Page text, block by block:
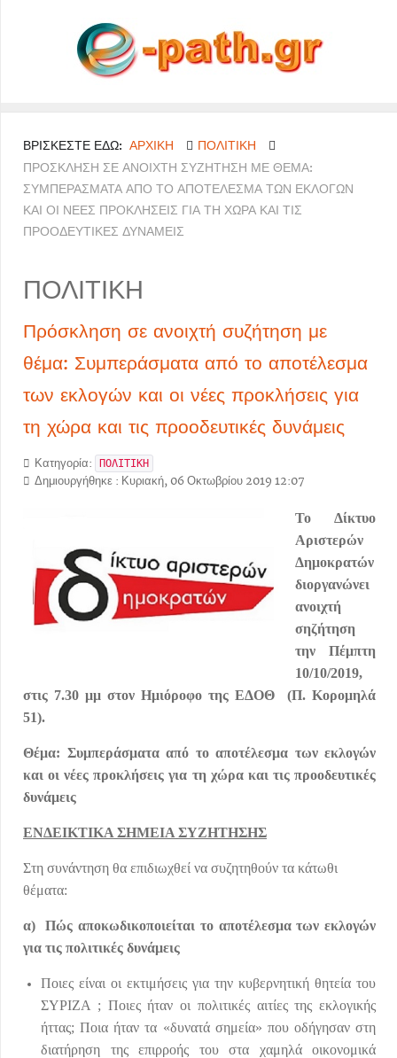
ΒΡΊΣΚΕΣΤΕ ΕΔΏ: ΑΡΧΙΚΉ
ΠΟΛΙΤΙΚΗ
ΠΡΌΣΚΛΗΣΗ ΣΕ ΑΝΟΙΧΤΉ ΣΥΖΉΤΗΣΗ ΜΕ ΘΈΜΑ:
ΣΥΜΠΕΡΆΣΜΑΤΑ ΑΠΌ ΤΟ ΑΠΟΤΈΛΕΣΜΑ ΤΩΝ ΕΚΛΟΓΏΝ
ΚΑΙ ΟΙ ΝΈΕΣ ΠΡΟΚΛΉΣΕΙΣ ΓΙΑ ΤΗ ΧΏΡΑ ΚΑΙ ΤΙΣ
ΠΡΟΟΔΕΥΤΙΚΈΣ ΔΥΝΆΜΕΙΣ
ΠΟΛΙΤΙΚΗ
Πρόσκληση σε ανοιχτή συζήτηση με
θέμα: Συμπεράσματα από το αποτέλεσμα
των εκλογών και οι νέες προκλήσεις για
τη χώρα και τις προοδευτικές δυνάμεις
Κατηγορία: ΠΟΛΙΤΙΚΗ
Δημιουργήθηκε : Κυριακή, 06 Οκτωβρίου 2019 12:07
Το Δίκτυο
Αριστερών
Δημοκρατών
διοργανώνει
ανοιχτή
σηζήτηση
την Πέμπτη
10/10/2019,
στις 7.30 μμ στον Ημιόροφο της ΕΔΟΘ (Π. Κορομηλά
51).
Θέμα: Συμπεράσματα από το αποτέλεσμα των εκλογών
και οι νέες προκλήσεις για τη χώρα και τις προοδευτικές
δυνάμεις
ΕΝΔΕΙΚΤΙΚΑ ΣΗΜΕΙΑ ΣΥΖΗΤΗΣΗΣ
Στη συνάντηση θα επιδιωχθεί να συζητηθούν τα κάτωθι
θέματα:
α) Πώς αποκωδικοποιείται το αποτέλεσμα των εκλογών
για τις πολιτικές δυνάμεις
Ποιες είναι οι εκτιμήσεις για την κυβερνητική θητεία του
ΣΥΡΙΖΑ ; Ποιες ήταν οι πολιτικές αιτίες της εκλογικής
ήττας; Ποια ήταν τα «δυνατά σημεία» που οδήγησαν στη
διατήρηση της επιρροής του στα χαμηλά οικονομικά